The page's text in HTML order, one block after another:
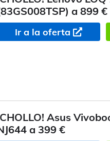
a 899 €
Ir a la oferta
Asus
a 399 €